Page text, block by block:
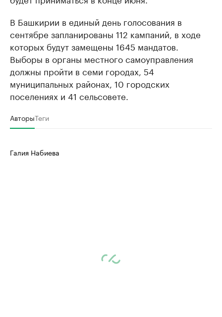
В Башкирии в единый день голосования в
сентябре запланированы 112 кампаний, в ходе
которых будут замещены 1645 мандатов.
Выборы в органы местного самоуправления
должны пройти в семи городах, 54
муниципальных районах, 10 городских
поселениях и 41 сельсовете.
АвторыТеги
Галия Набиева